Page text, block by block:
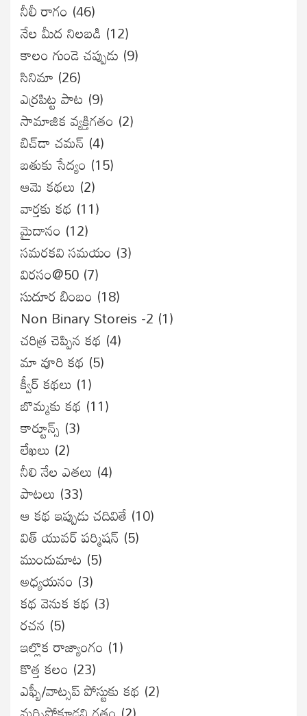
నీలీ రాగం (46)
నేల మీద నిలబడి (12)
కాలం గుండె చప్పుడు (9)
సినిమా (26)
ఎర్రపిట్ట పాట (9)
సామాజిక వ్యక్తిగతం (2)
బిచ్‌డా చమన్ (4)
బతుకు సేద్యం (15)
ఆమె కథలు (2)
వార్తకు కథ (11)
మైదానం (12)
సమరకవి సమయం (3)
విరసం@50 (7)
సుదూర బింబం (18)
Non Binary Storeis -2 (1)
చరిత్ర చెప్పిన కథ (4)
మా వూరి కథ (5)
క్వీర్ కథలు (1)
బొమ్మకు కథ (11)
కార్టూన్స్ (3)
లేఖలు (2)
నీలి నేల ఎతలు (4)
పాటలు (33)
ఆ కథ ఇప్పుడు చదివితే (10)
విత్ యువర్ పర్మిషన్ (5)
ముందుమాట (5)
అధ్యయనం (3)
కథ వెనుక కథ (3)
రచన (5)
ఇల్లొక రాజ్యాంగం (1)
కొత్త కలం (23)
ఎఫ్బీ/వాట్సప్ పోస్టుకు కథ (2)